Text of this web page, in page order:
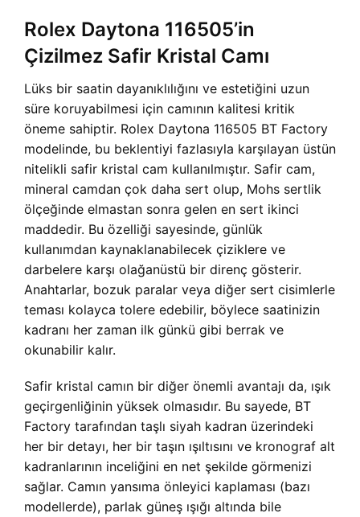
Rolex Daytona 116505’in
Çizilmez Safir Kristal Camı
Lüks bir saatin dayanıklılığını ve estetiğini uzun
süre koruyabilmesi için camının kalitesi kritik
öneme sahiptir. Rolex Daytona 116505 BT Factory
modelinde, bu beklentiyi fazlasıyla karşılayan üstün
nitelikli safir kristal cam kullanılmıştır. Safir cam,
mineral camdan çok daha sert olup, Mohs sertlik
ölçeğinde elmastan sonra gelen en sert ikinci
maddedir. Bu özelliği sayesinde, günlük
kullanımdan kaynaklanabilecek çiziklere ve
darbelere karşı olağanüstü bir direnç gösterir.
Anahtarlar, bozuk paralar veya diğer sert cisimlerle
teması kolayca tolere edebilir, böylece saatinizin
kadranı her zaman ilk günkü gibi berrak ve
okunabilir kalır.
Safir kristal camın bir diğer önemli avantajı da, ışık
geçirgenliğinin yüksek olmasıdır. Bu sayede, BT
Factory tarafından taşlı siyah kadran üzerindeki
her bir detayı, her bir taşın ışıltısını ve kronograf alt
kadranlarının inceliğini en net şekilde görmenizi
sağlar. Camın yansıma önleyici kaplaması (bazı
modellerde), parlak güneş ışığı altında bile